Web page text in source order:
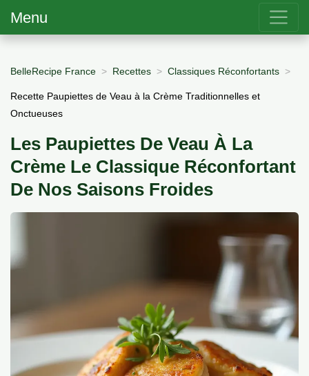
Menu
BelleRecipe France Recettes Classiques Réconfortants
Recette Paupiettes de Veau à la Crème Traditionnelles et
Onctueuses
Les Paupiettes De Veau À La
Crème Le Classique Réconfortant
De Nos Saisons Froides